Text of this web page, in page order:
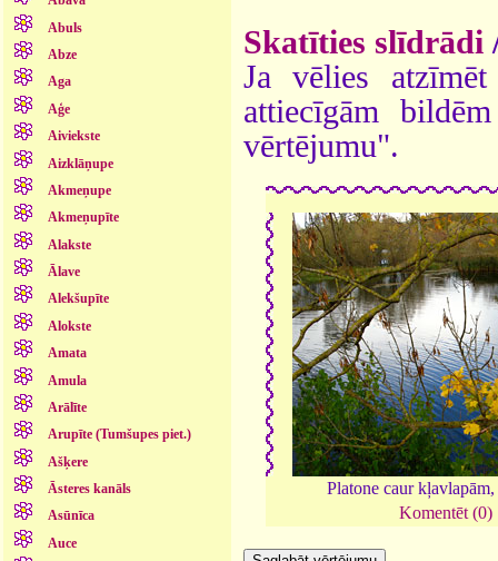
Abuls
Abze
Aga
Aģe
Aiviekste
Aizklāņupe
Akmeņupe
Akmeņupīte
Alakste
Ālave
Alekšupīte
Alokste
Amata
Amula
Arālīte
Arupīte (Tumšupes piet.)
Ašķere
Āsteres kanāls
Asūnīca
Auce
Skatīties slīdrādi
Ja vēlies
attiecīgām
vērtējumu".
Platone caur kļavlapām,
Komentēt (0)